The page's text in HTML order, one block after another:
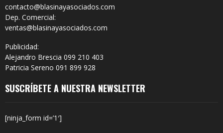
contacto@blasinayasociados.com
Dep. Comercial:
ventas@blasinayasociados.com
Publicidad:
Alejandro Brescia 099 210 403
Patricia Sereno 091 899 928
SUSCRÍBETE A NUESTRA NEWSLETTER
[ninja_form id=’1′]